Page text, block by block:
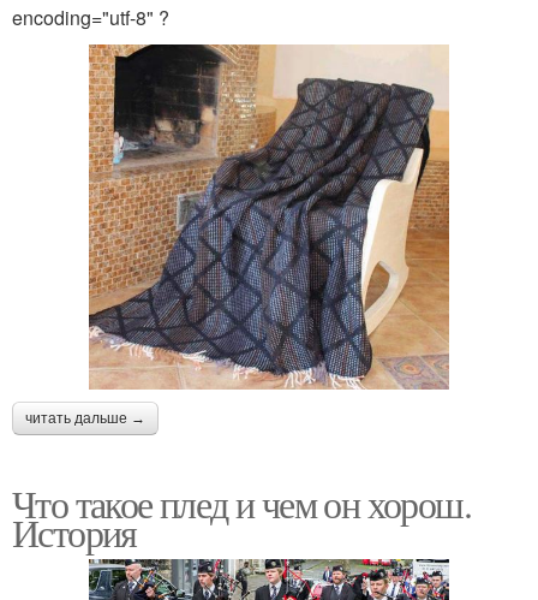
encoding="utf-8" ?
читать дальше →
Что такое плед и чем он хорош.
История